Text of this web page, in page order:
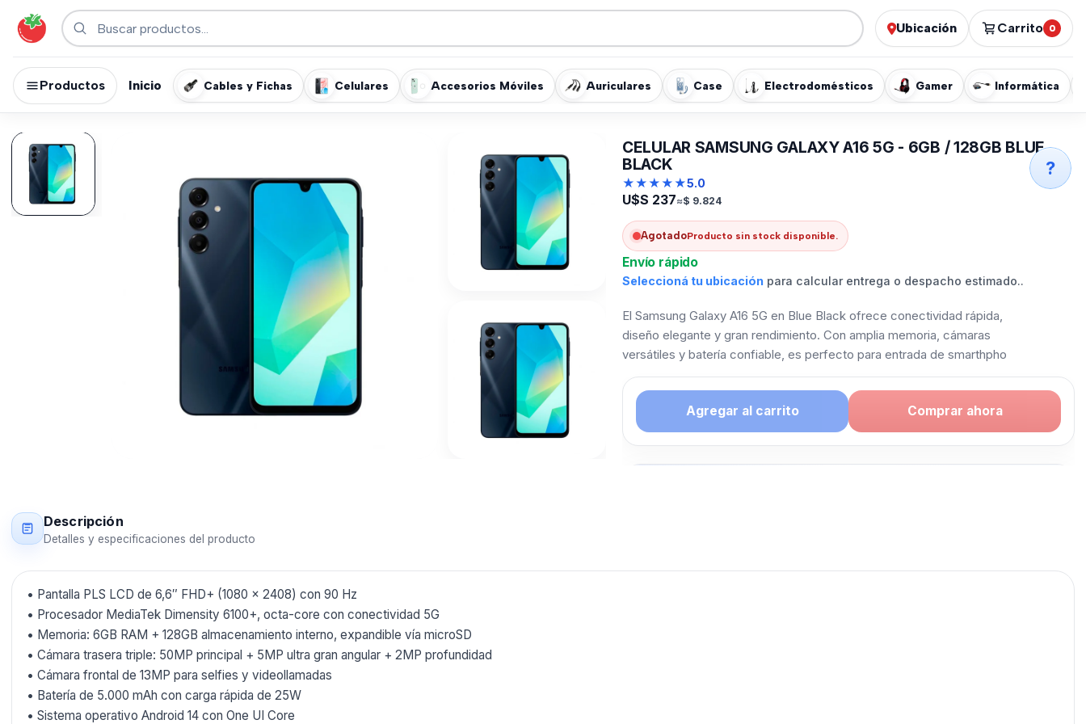
Ubicación Carrito 0
Productos Inicio Cables y Fichas Celulares Accesorios Móviles Auriculares Case Electrodomésticos Gamer Informática
CELULAR SAMSUNG GALAXY A16 5G - 6GB / 128GB BLUE
BLACK
★★★★★5.0
U$S 237≈$ 9.824
AgotadoProducto sin stock disponible.
Envío rápido
Seleccioná tu ubicación para calcular entrega o despacho estimado..
El Samsung Galaxy A16 5G en Blue Black ofrece conectividad rápida,
diseño elegante y gran rendimiento. Con amplia memoria, cámaras
versátiles y batería confiable, es perfecto para entrada de smarthpho
Agregar al carrito Comprar ahora
explorando CELULAR SAMSUNG.
Descripción
Detalles y especificaciones del producto
• Pantalla PLS LCD de 6,6″ FHD+ (1080 × 2408) con 90 Hz
• Procesador MediaTek Dimensity 6100+, octa-core con conectividad 5G
• Memoria: 6GB RAM + 128GB almacenamiento interno, expandible vía microSD
• Cámara trasera triple: 50MP principal + 5MP ultra gran angular + 2MP profundidad
• Cámara frontal de 13MP para selfies y videollamadas
• Batería de 5.000 mAh con carga rápida de 25W
• Sistema operativo Android 14 con One UI Core
?